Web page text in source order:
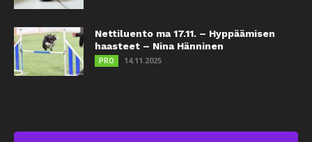
Nettiluento ma 17.11. – Hyppäämisen
haasteet – Nina Hänninen
PRO 14.11.2025